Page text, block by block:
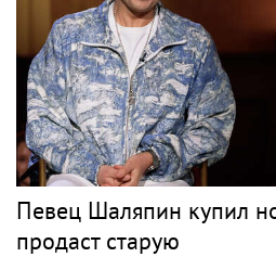
Певец Шаляпин купил
продаст старую